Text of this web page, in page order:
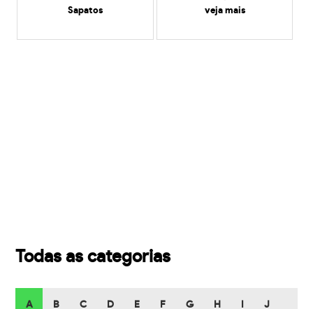
Sapatos veja mais
Todas as categorias
A B C D E F G H J